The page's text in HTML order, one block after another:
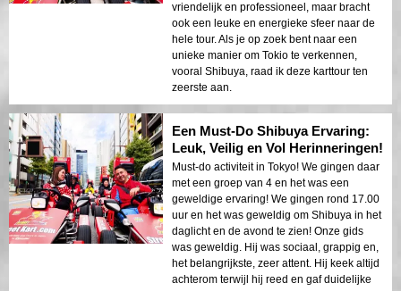
vriendelijk en professioneel, maar bracht
ook een leuke en energieke sfeer naar de
hele tour. Als je op zoek bent naar een
unieke manier om Tokio te verkennen,
vooral Shibuya, raad ik deze karttour ten
zeerste aan.
Een Must-Do Shibuya Ervaring:
Leuk, Veilig en Vol Herinneringen!
Must-do activiteit in Tokyo! We gingen daar
met een groep van 4 en het was een
geweldige ervaring! We gingen rond 17.00
uur en het was geweldig om Shibuya in het
daglicht en de avond te zien! Onze gids
was geweldig. Hij was sociaal, grappig en,
het belangrijkste, zeer attent. Hij keek altijd
achterom terwijl hij reed en gaf duidelijke